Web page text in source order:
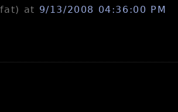
at 9/13/2008 04:36:00 PM